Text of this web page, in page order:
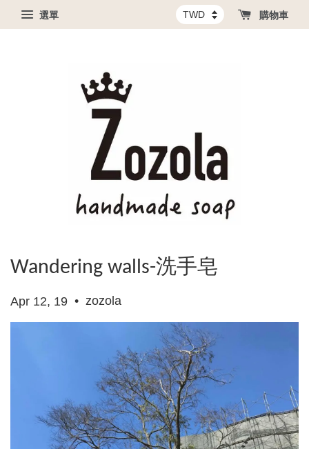
選單 購物車
Wandering walls-洗手皂
Apr 12, 19 • zozola